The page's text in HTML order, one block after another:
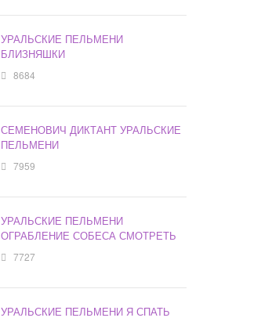
УРАЛЬСКИЕ ПЕЛЬМЕНИ
БЛИЗНЯШКИ
8684
СЕМЕНОВИЧ ДИКТАНТ УРАЛЬСКИЕ
ПЕЛЬМЕНИ
7959
УРАЛЬСКИЕ ПЕЛЬМЕНИ
ОГРАБЛЕНИЕ СОБЕСА СМОТРЕТЬ
7727
УРАЛЬСКИЕ ПЕЛЬМЕНИ Я СПАТЬ